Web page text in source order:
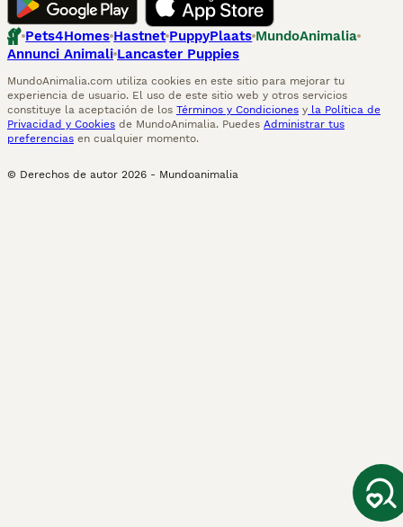
Pets4Homes Hastnet PuppyPlaats MundoAnimalia
Annunci Animali Lancaster Puppies
MundoAnimalia.com utiliza cookies en este sitio para mejorar tu
experiencia de usuario. El uso de este sitio web y otros servicios
constituye la aceptación de los Términos y Condiciones y la Política de
Privacidad y Cookies de MundoAnimalia. Puedes Administrar tus
preferencias en cualquier momento.
© Derechos de autor 2026 - Mundoanimalia